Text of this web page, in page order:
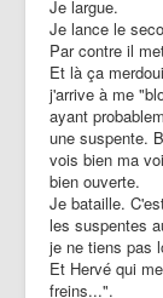
Je largue.
Je lance le
Par contre il
Et là ça
j'arrive à me
ayant
une suspente.
vois bien ma
bien ouverte.
Je bataille.
les suspentes
je ne tiens pas
Et Hervé qui
freins...".